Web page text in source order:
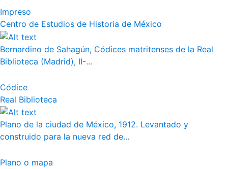
Impreso
Centro de Estudios de Historia de México
Bernardino de Sahagún, Códices matritenses de la Real
Biblioteca (Madrid), II-...
Códice
Real Biblioteca
Plano de la ciudad de México, 1912. Levantado y
construido para la nueva red de...
Plano o mapa